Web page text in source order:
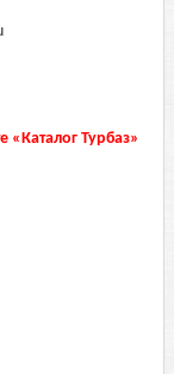
«Каталог Турбаз»